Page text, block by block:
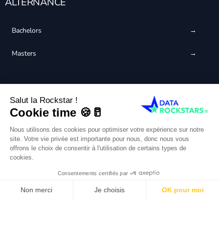
Bachelors
Masters
CERTIFIÉ QUALIOPI
Français